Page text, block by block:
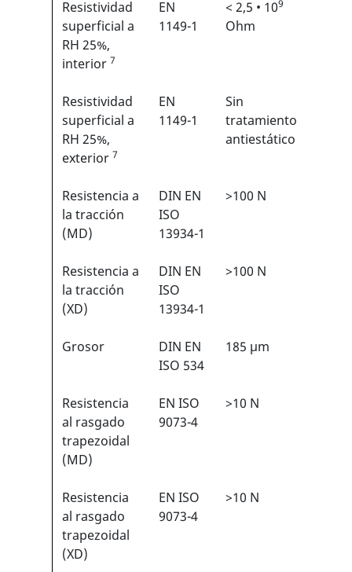
Resistividad
superficial a
RH 25%,
interior 7
EN
1149-1
< 2,5 • 109
Ohm
Resistividad
superficial a
RH 25%,
exterior 7
EN
1149-1
Sin
tratamiento
antiestático
Resistencia a
la tracción
(MD)
DIN EN
ISO
13934-1
>100 N
Resistencia a
la tracción
(XD)
DIN EN
ISO
13934-1
>100 N
Grosor
DIN EN
ISO 534
185 µm
Resistencia
al rasgado
trapezoidal
(MD)
EN ISO
9073-4
>10 N
Resistencia
al rasgado
trapezoidal
(XD)
EN ISO
9073-4
>10 N